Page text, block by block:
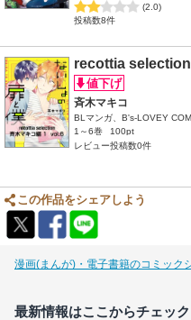
(2.0)
投稿数8件
recottia
斉木マキコ
BLマンガ、B's-LOVEY
1～6巻
100pt
レビュー投稿数0件
この作品をシェアしよう
漫画(まんが)・電子書籍のコミック
最新情報はここからチェック